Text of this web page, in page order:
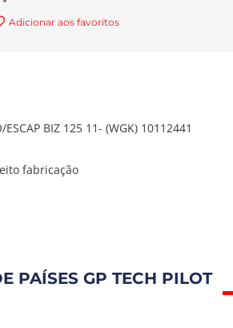
Adicionar aos favoritos
BIZ 125 11- (WGK) 10112441
fabricação
PAÍSES GP TECH PILOT